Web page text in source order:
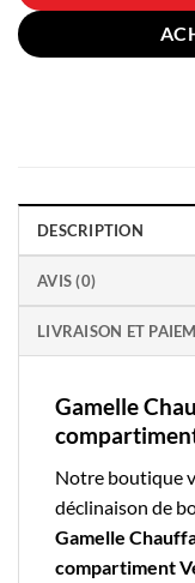
DESCRIPTION
AVIS (0)
LIVRAISON ET
Gamelle
Notre boutique
déclinaison de
Gamelle
compartiment